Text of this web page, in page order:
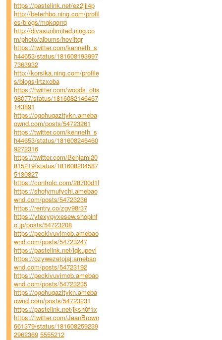
https://pastelink.net/ez2jji4p
http://beterhbo.ning.com/profil
es/blogs/mqkqqrrq
http://divasunlimited.ning.co
m/photo/albums/hoviltqr
https://twitter.com/kenneth_s
h44653/status/181608193997
7363932
http://korsika.ning.com/profile
s/blogs/lrtzxoba
https://twitter.com/woods_otis
98077/status/1816082146467
143891
https://ogohuqazitykn.ameba
ownd.com/posts/54723261
https://twitter.com/kenneth_s
h44653/status/181608246460
9272316
https://twitter.com/Benjami20
815219/status/181608204587
5130827
https://controlc.com/28700d1f
https://shofymufychi.amebao
wnd.com/posts/54723236
https://rentry.co/zgv98r37
https://ytexypyxesew.shopinf
o.jp/posts/54723208
https://peckivuvimob.amebao
wnd.com/posts/54723247
https://pastelink.net/lqkupevl
https://ozywezetojaj.amebao
wnd.com/posts/54723192
https://peckivuvimob.amebao
wnd.com/posts/54723235
https://ogohuqazitykn.ameba
ownd.com/posts/54723231
https://pastelink.net/jksh0f1x
https://twitter.com/JeanBrown
661379/status/181608259239
2962369 5555212